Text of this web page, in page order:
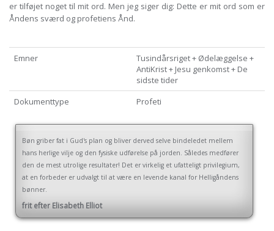
er tilføjet noget til mit ord. Men jeg siger dig: Dette er mit ord som er
Åndens sværd og profetiens Ånd.
Emner
Tusindårsriget + Ødelæggelse +
AntiKrist + Jesu genkomst + De
sidste tider
Dokumenttype
Profeti
Bøn griber fat i Gud's plan og bliver derved selve bindeledet mellem
hans herlige vilje og den fysiske udførelse på jorden. Således medfører
den de mest utrolige resultater! Det er virkelig et ufatteligt privilegium,
at en forbeder er udvalgt til at være en levende kanal for Helligåndens
bønner.
frit efter Elisabeth Elliot